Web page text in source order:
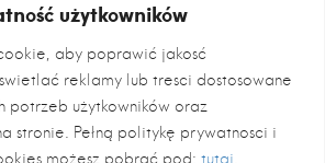
użytkowników
aby poprawić jakość
reklamy lub treści dostosowane
potrzeb użytkowników oraz
stronie. Pełną politykę prywatności i
możesz pobrać pod: tutaj.